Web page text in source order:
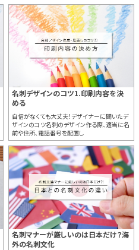
名刺デザインのコツ1.印刷内容を決
める
自信がなくても大丈夫！デザイナーに聞いたデ
ザインのコツ名刺のデザイン作る際、適当に名
前や住所、電話番号を配置し
名刺マナーが厳しいのは日本だけ？海
外の名刺文化